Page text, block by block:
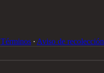
Términos ∙ Aviso de recolección